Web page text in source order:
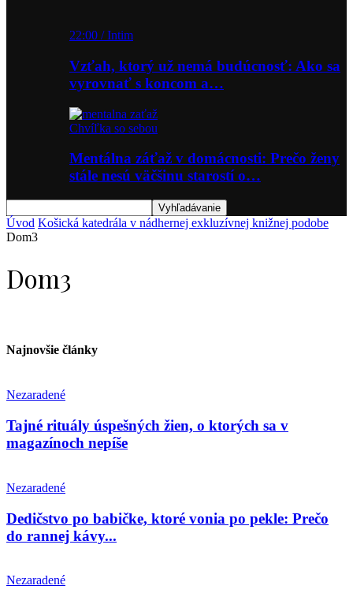
22:00 / Intim
Vzťah, ktorý už nemá budúcnosť: Ako sa
vyrovnať s koncom a…
Chvíľka so sebou
Mentálna záťaž v domácnosti: Prečo ženy
stále nesú väčšinu starostí o…
Úvod Košická katedrála v nádhernej exkluzívnej knižnej podobe
Dom3
Dom3
Najnovšie články
Nezaradené
Tajné rituály úspešných žien, o ktorých sa v
magazínoch nepíše
Nezaradené
Dedičstvo po babičke, ktoré vonia po pekle: Prečo
do rannej kávy...
Nezaradené